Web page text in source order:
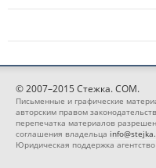
© 2007–2015 Стежка. COM.
Письменные и графические
авторским правом
перепечатка материалов
соглашения владельца
Юридическая поддержка